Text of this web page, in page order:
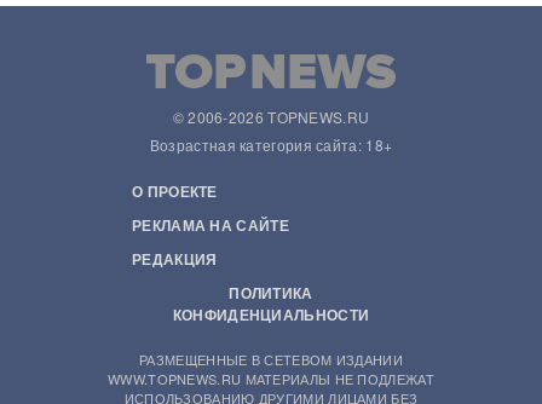
© 2006-2026 TOPNEWS.RU
Возрастная категория сайта: 18+
О ПРОЕКТЕ
РЕКЛАМА НА САЙТЕ
РЕДАКЦИЯ
ПОЛИТИКА
КОНФИДЕНЦИАЛЬНОСТИ
РАЗМЕЩЕННЫЕ В СЕТЕВОМ ИЗДАНИИ
WWW.TOPNEWS.RU МАТЕРИАЛЫ НЕ ПОДЛЕЖАТ
ИСПОЛЬЗОВАНИЮ ДРУГИМИ ЛИЦАМИ БЕЗ